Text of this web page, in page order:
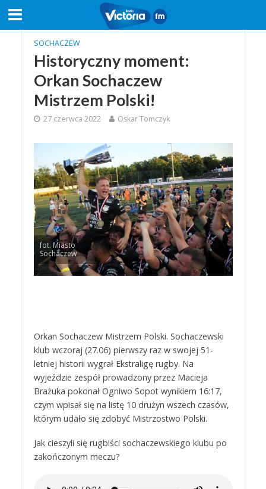
SOCHACZEW
Historyczny moment:
Orkan Sochaczew
Mistrzem Polski!
27 czerwca 2022 Oskar Tomczyk
fot. Miasto
Sochaczew
Orkan Sochaczew Mistrzem Polski. Sochaczewski
klub wczoraj (27.06) pierwszy raz w swojej 51-
letniej historii wygrał Ekstraligę rugby. Na
wyjeździe zespół prowadzony przez Macieja
Brażuka pokonał Ogniwo Sopot wynikiem 16:17,
czym wpisał się na listę 10 drużyn wszech czasów,
którym udało się zdobyć Mistrzostwo Polski.
Jak cieszyli się rugbiści sochaczewskiego klubu po
zakończonym meczu?